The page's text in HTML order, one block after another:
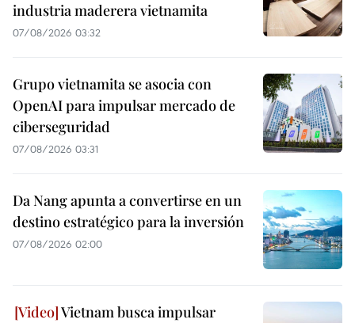
industria maderera vietnamita
07/08/2026 03:32
Grupo vietnamita se asocia con
OpenAI para impulsar mercado de
ciberseguridad
07/08/2026 03:31
Da Nang apunta a convertirse en un
destino estratégico para la inversión
07/08/2026 02:00
Vietnam busca impulsar